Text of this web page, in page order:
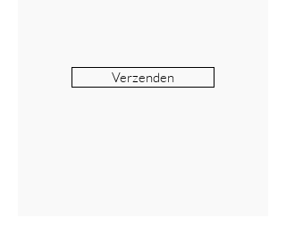
Verzenden